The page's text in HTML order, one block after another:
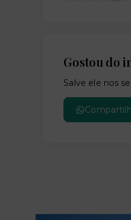
Gostou do
Salve ele nos